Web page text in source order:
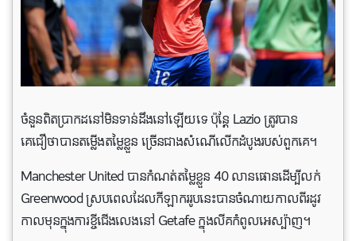
ចំនួនពិតប្រាកដនៅមិនទាន់ដឹងនៅឡើយទេ ប៉ុន្តែ Lazio ត្រូវបាន
គេជឿថាបានតម្លើងតម្លៃខ្លួន ច្រើនជាងសំណើលើក​ដំបូងរបស់ពួកគេ។
Manchester United បាន​កំណត់​តម្លៃខ្លួន 40 លានផោនដើម្បីលក់
Greenwood ស្របពេល​ដែល​កីឡាកររូបនេះបានចំណាយកាលពីរដូវ
កាលមុនក្នុងការខ្ចីជើងលេងនៅ Getafe ក្នុងលីគកំពូលអេស្ប៉ាញ។